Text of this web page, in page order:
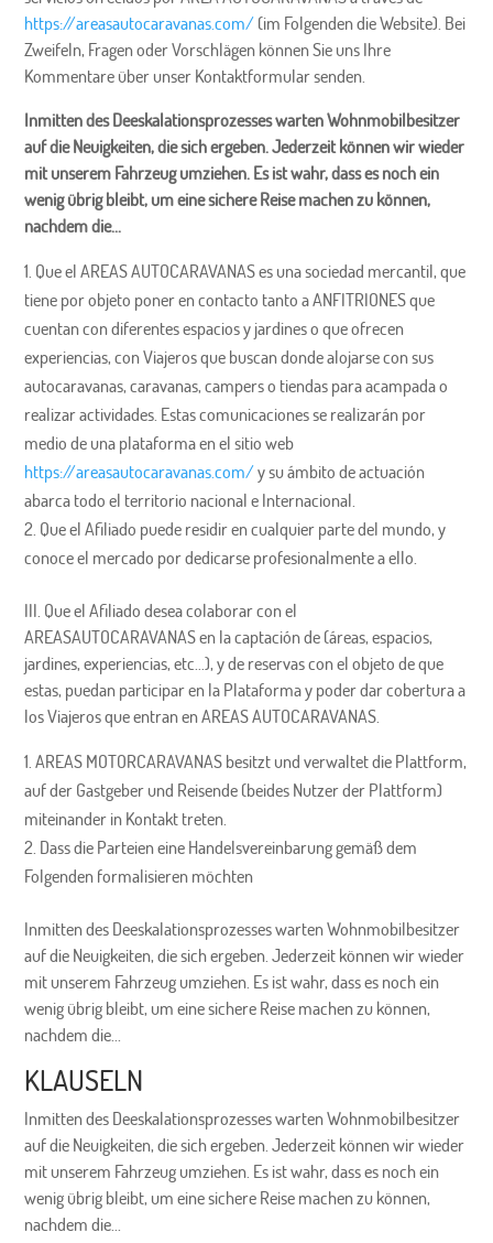
https://areasautocaravanas.com/ (im Folgenden die Website). Bei
Zweifeln, Fragen oder Vorschlägen können Sie uns Ihre
Kommentare über unser Kontaktformular senden.
Inmitten des Deeskalationsprozesses warten Wohnmobilbesitzer
auf die Neuigkeiten, die sich ergeben. Jederzeit können wir wieder
mit unserem Fahrzeug umziehen. Es ist wahr, dass es noch ein
wenig übrig bleibt, um eine sichere Reise machen zu können,
nachdem die...
Que el AREAS AUTOCARAVANAS es una sociedad mercantil, que
tiene por objeto poner en contacto tanto a ANFITRIONES que
cuentan con diferentes espacios y jardines o que ofrecen
experiencias, con Viajeros que buscan donde alojarse con sus
autocaravanas, caravanas, campers o tiendas para acampada o
realizar actividades. Estas comunicaciones se realizarán por
medio de una plataforma en el sitio web
https://areasautocaravanas.com/y su ámbito de actuación
abarca todo el territorio nacional e Internacional.
Que el Afiliado puede residir en cualquier parte del mundo, y
conoce el mercado por dedicarse profesionalmente a ello.
III. Que el Afiliado desea colaborar con el
AREASAUTOCARAVANAS en la captación de (áreas, espacios,
jardines, experiencias, etc…), y de reservas con el objeto de que
estas, puedan participar en la Plataforma y poder dar cobertura a
los Viajeros que entran en AREAS AUTOCARAVANAS.
AREAS MOTORCARAVANAS besitzt und verwaltet die Plattform,
auf der Gastgeber und Reisende (beides Nutzer der Plattform)
miteinander in Kontakt treten.
Dass die Parteien eine Handelsvereinbarung gemäß dem
Folgenden formalisieren möchten
Inmitten des Deeskalationsprozesses warten Wohnmobilbesitzer
auf die Neuigkeiten, die sich ergeben. Jederzeit können wir wieder
mit unserem Fahrzeug umziehen. Es ist wahr, dass es noch ein
wenig übrig bleibt, um eine sichere Reise machen zu können,
nachdem die...
KLAUSELN
Inmitten des Deeskalationsprozesses warten Wohnmobilbesitzer
auf die Neuigkeiten, die sich ergeben. Jederzeit können wir wieder
mit unserem Fahrzeug umziehen. Es ist wahr, dass es noch ein
wenig übrig bleibt, um eine sichere Reise machen zu können,
nachdem die...